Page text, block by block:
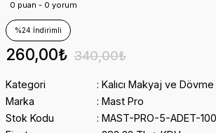
0 puan - 0 yorum
%24 İndirimli
260,00₺ 340,00₺
Kategori
Kalıcı Makyaj ve
Marka
Mast Pro
Stok Kodu
MAST-PRO-5-ADET-